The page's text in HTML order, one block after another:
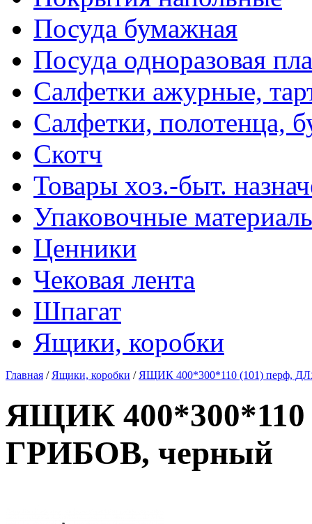
Посуда бумажная
Посуда одноразовая
Салфетки ажурные,
Салфетки, полотенца,
Скотч
Товары хоз.-быт.
Упаковочные
Ценники
Чековая лента
Шпагат
Ящики, коробки
Главная / Ящики, коробки / ЯЩИК 400*300*110 (101) перф,
ЯЩИК 400*300*110
ГРИБОВ, черный